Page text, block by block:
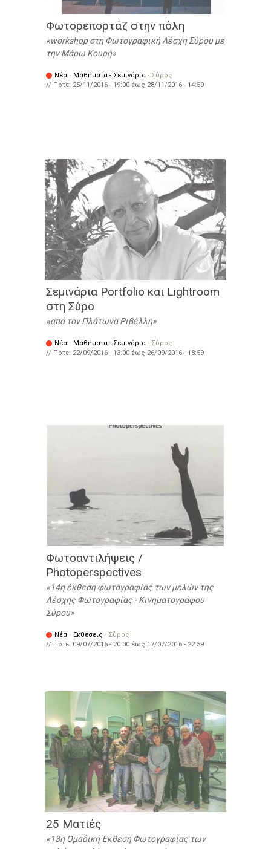
Φωτορεπορτάζ στην πόλη
workshop στη Φωτογραφική Λέσχη Σύρου με
την Μάρω Κουρή
Νέα · Μαθήματα - Σεμινάρια · Σύρος
// Πότε: 25/11/2016 - 19:00 έως 28/11/2016 - 14:59
Σεμινάρια Portfolio και Lightroom
στη Σύρο
από τον Πλάτωνα Ριβέλλη
Νέα · Μαθήματα - Σεμινάρια · Σύρος
// Πότε: 22/09/2016 - 13:00 έως 26/09/2016 - 18:59
Φωτοαντιλήψεις /
Photoperspectives
14η έκθεση φωτογραφίας των μελών της
Λέσχης Φωτογραφίας - Κινηματογράφου
Σύρου
Νέα · Εκθέσεις · Σύρος
// Πότε: 09/07/2016 - 20:00 έως 17/07/2016 - 22:59
25 Ματιές
13η Ομαδική Έκθεση Φωτογραφίας των